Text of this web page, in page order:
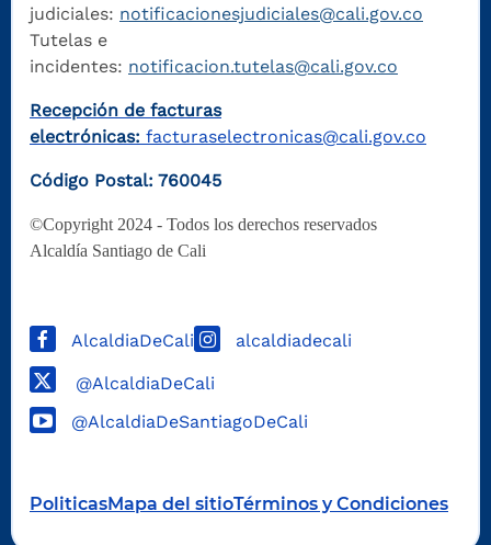
judiciales: notificacionesjudiciales@cali.gov.co
Tutelas e
incidentes: notificacion.tutelas@cali.gov.co
Recepción de facturas
electrónicas: facturaselectronicas@cali.gov.co
Código Postal: 760045
©Copyright 2024 - Todos los derechos reservados
Alcaldía Santiago de Cali
AlcaldiaDeCali alcaldiadecali
@AlcaldiaDeCali
@AlcaldiaDeSantiagoDeCali
PoliticasMapa del sitioTérminos y Condiciones